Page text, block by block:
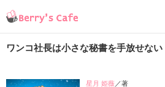
ワンコ社長は小さな秘書を手放せない
星月 姫薇／著